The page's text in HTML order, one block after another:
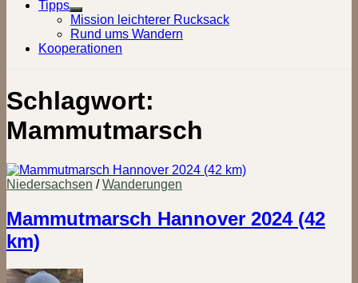
Tipps
Show
sub
menu
Mission leichterer Rucksack
Rund ums Wandern
Kooperationen
Schlagwort:
Mammutmarsch
Niedersachsen /Wanderungen
Mammutmarsch Hannover 2024 (42
km)